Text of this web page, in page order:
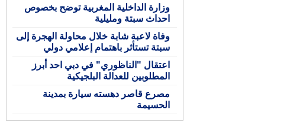
وزارة الداخلية المغربية توضح بخصوص
احداث سبتة ومليلية
وفاة لاعبة شابة خلال محاولة الهجرة إلى
سبتة تستأثر باهتمام إعلامي دولي
اعتقال "الناظوري" في دبي احد أبرز
المطلوبين للعدالة البلجيكية
مصرع قاصر دهسته سيارة بمدينة
الحسيمة